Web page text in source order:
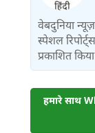
वेबदुनिया न्यूज़
स्पेशल
प्रकाशित
हमारे साथ